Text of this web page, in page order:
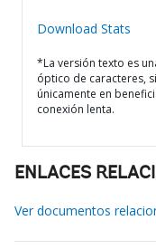
Download Stats
*La versión texto es
óptico de caracteres,
únicamente en
conexión lenta.
ENLACES
Ver documentos